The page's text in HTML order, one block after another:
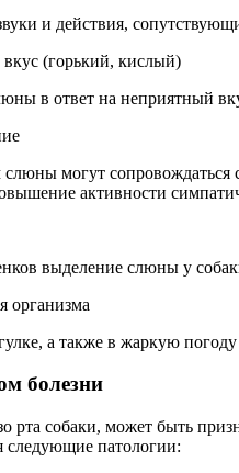
и действия,
(горький, кислый)
в ответ на неприятный
могут сопровождаться
активности
выделение слюны у
организма
а также в жаркую
болезни
рта собаки, может быть
следующие патологии: